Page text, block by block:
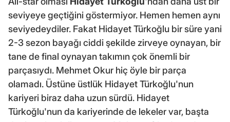
seviyeye geçtiğini göstermiyor. Hemen hemen aynı
seviyedeydiler. Fakat Hidayet Türkoğlu bir süre yani
2-3 sezon bayağı ciddi şekilde zirveye oynayan, bir
tane de final oynayan takımın çok önemli bir
parçasıydı. Mehmet Okur hiç öyle bir parça
olamadı. Üstüne üstlük Hidayet Türkoğlu'nun
kariyeri biraz daha uzun sürdü. Hidayet
Türkoğlu'nun da kariyerinde de lekeler var, başta